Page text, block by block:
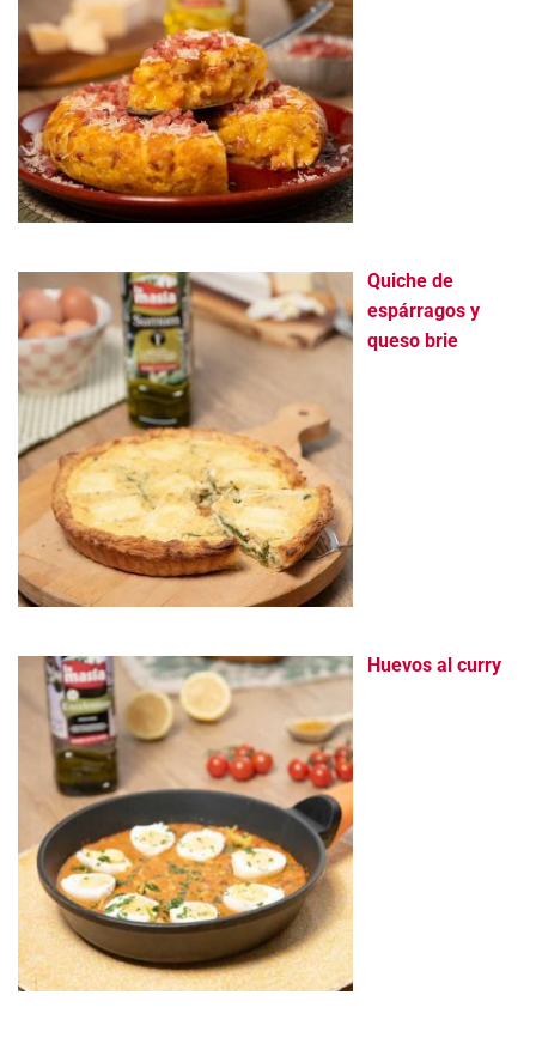
Quiche de
espárragos y
queso brie
Huevos al curry